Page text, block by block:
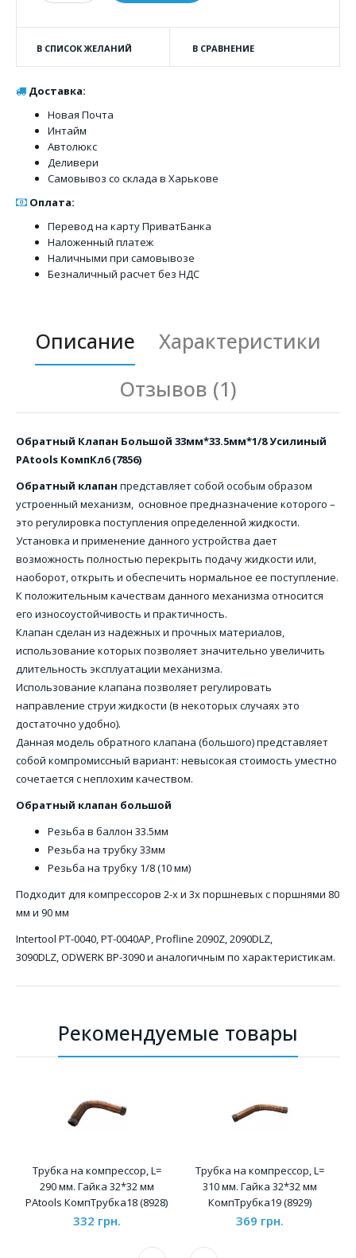
В СПИСОК ЖЕЛАНИЙ В СРАВНЕНИЕ
Доставка:
Новая Почта
Интайм
Автолюкс
Деливери
Самовывоз со склада в Харькове
Оплата:
Перевод на карту ПриватБанка
Наложенный платеж
Наличными при самовывозе
Безналичный расчет без НДС
Описание
Характеристики
Отзывов (1)
Обратный Клапан Большой 33мм*33.5мм*1/8 Усилиный
PAtools КомпКл6 (7856)
Обратный клапан представляет собой особым образом
устроенный механизм, основное предназначение которого –
это регулировка поступления определенной жидкости.
Установка и применение данного устройства дает
возможность полностью перекрыть подачу жидкости или,
наоборот, открыть и обеспечить нормальное ее поступление.
К положительным качествам данного механизма относится
его износоустойчивость и практичность.
Клапан сделан из надежных и прочных материалов,
использование которых позволяет значительно увеличить
длительность эксплуатации механизма.
Использование клапана позволяет регулировать
направление струи жидкости (в некоторых случаях это
достаточно удобно).
Данная модель обратного клапана (большого) представляет
собой компромиссный вариант: невысокая стоимость уместно
сочетается с неплохим качеством.
Обратный клапан большой
Резьба в баллон 33.5мм
Резьба на трубку 33мм
Резьба на трубку 1/8 (10 мм)
Подходит для компрессоров 2-х и 3х поршневых с поршнями 80
мм и 90 мм
Intertool PT-0040, PT-0040AP, Profline 2090Z, 2090DLZ,
3090DLZ, ODWERK BP-3090 и аналогичным по характеристикам.
Рекомендуемые товары
Трубка на компрессор, L=
290 мм. Гайка 32*32 мм
PAtools КомпТрубка18 (8928)
332 грн.
Трубка на компрессор, L=
310 мм. Гайка 32*32 мм
КомпТрубка19 (8929)
369 грн.